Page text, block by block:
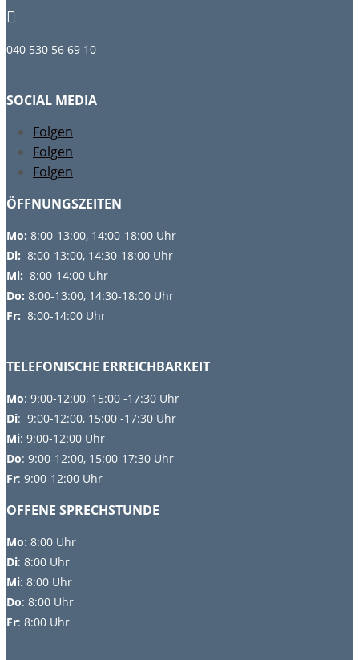

040 530 56 69 10
SOCIAL MEDIA
Folgen
Folgen
Folgen
ÖFFNUNGSZEITEN
Mo: 8:00-13:00, 14:00-18:00 Uhr
Di: 8:00-13:00, 14:30-18:00 Uhr
Mi: 8:00-14:00 Uhr
Do: 8:00-13:00, 14:30-18:00 Uhr
Fr: 8:00-14:00 Uhr
TELEFONISCHE ERREICHBARKEIT
Mo: 9:00-12:00, 15:00 -17:30 Uhr
Di: 9:00-12:00, 15:00 -17:30 Uhr
Mi: 9:00-12:00 Uhr
Do: 9:00-12:00, 15:00-17:30 Uhr
Fr: 9:00-12:00 Uhr
OFFENE SPRECHSTUNDE
Mo: 8:00 Uhr
Di: 8:00 Uhr
Mi: 8:00 Uhr
Do: 8:00 Uhr
Fr: 8:00 Uhr